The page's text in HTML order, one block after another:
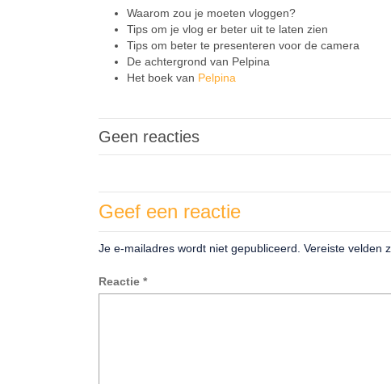
Waarom zou je moeten vloggen?
Tips om je vlog er beter uit te laten zien
Tips om beter te presenteren voor de camera
De achtergrond van Pelpina
Het boek van Pelpina
Geen reacties
Geef een reactie
Je e-mailadres wordt niet gepubliceerd. Vereiste velden
Reactie *